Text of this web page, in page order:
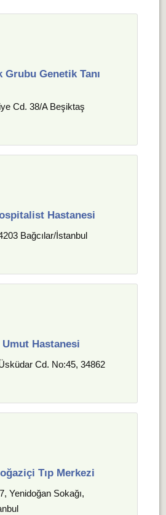
Genetik Tanı
Cd. 38/A Beşiktaş
Hastanesi
Bağcılar/İstanbul
Hastanesi
Cd. No:45, 34862
Tıp Merkezi
Yenidoğan Sokağı,